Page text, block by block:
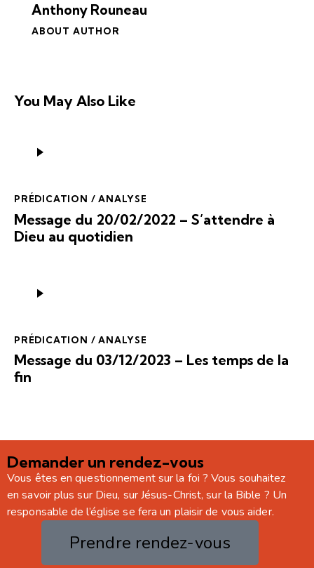
Anthony Rouneau
ABOUT AUTHOR
You May Also Like
audio
PRÉDICATION / ANALYSE
Message du 20/02/2022 – S’attendre à
Dieu au quotidien
audio
PRÉDICATION / ANALYSE
Message du 03/12/2023 – Les temps de la
fin
Demander un rendez-vous
Vous êtes en questionnement sur la foi ? Vous souhaitez
en savoir plus sur Dieu, sur Jésus-Christ, sur la Bible ? Un
responsable de l’église se fera un plaisir de vous aider.
Prendre rendez-vous